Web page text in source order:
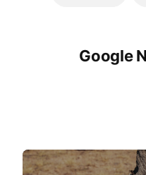
Google